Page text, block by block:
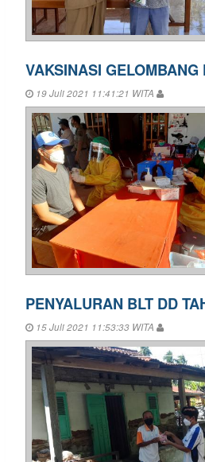
VAKSINASI GELOMBANG
19 Juli 2021 11:41:21 WITA
PENYALURAN BLT DD
15 Juli 2021 11:53:33 WITA